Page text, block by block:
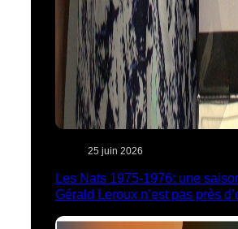
25 juin 2026
Les Nats 1975-1976: une
Gérald Leroux n’est pas près